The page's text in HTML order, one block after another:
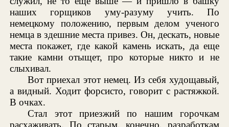
наших горщиков уму-разуму учить. По
немецкому положению, первым делом ученого
немца в здешние места привез. Он, дескать, новые
места покажет, где какой камень искать, да еще
такие камни отыщет, про которые никто и не
слыхивал.
Вот приехал этот немец. Из себя худощавый,
а видный. Ходит форсисто, говорит с растяжкой.
В очках.
Стал этот приезжий по нашим горочкам
расхаживать. По старым, конечно, разработкам